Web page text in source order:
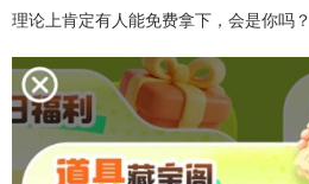
理论上肯定有人能免费拿下，会是你吗？